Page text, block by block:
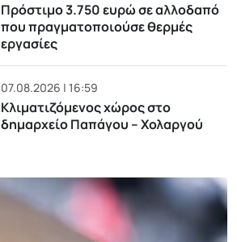
Πρόστιμο 3.750 ευρώ σε αλλοδαπό
που πραγματοποιούσε θερμές
εργασίες
07.08.2026 | 16:59
Κλιματιζόμενος χώρος στο
δημαρχείο Παπάγου – Χολαργού